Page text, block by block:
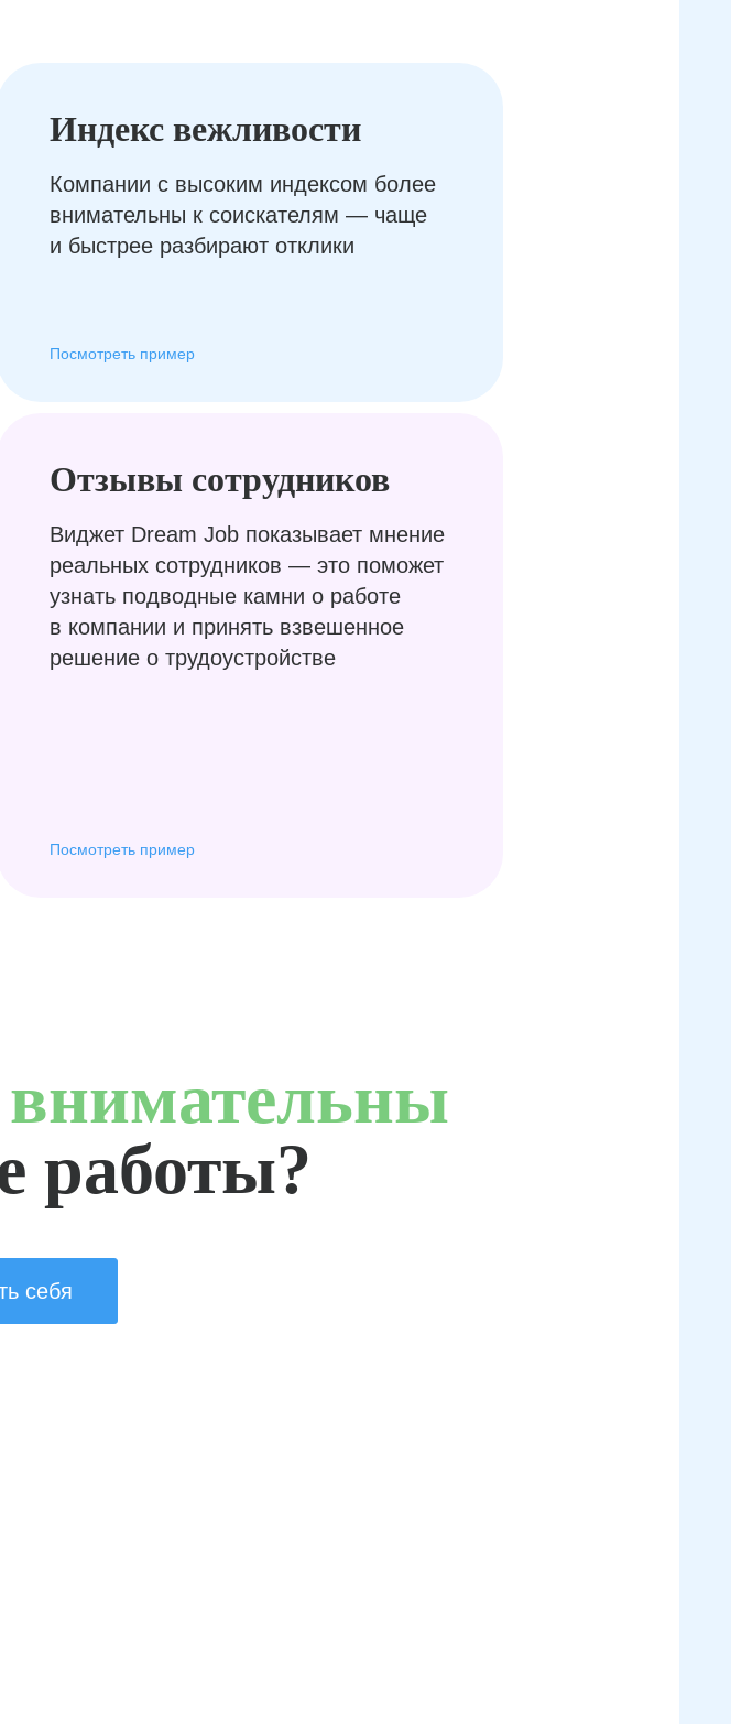
Отзывы сотрудников
Виджет Dream Job показывает мнение
реальных сотрудников — это поможет
узнать подводные камни о работе
в компании и принять взвешенное
решение о трудоустройстве
Посмотреть пример
Индекс вежливости
Компании с высоким индексом более
внимательны к соискателям — чаще
и быстрее разбирают отклики
Посмотреть пример
внимательны
работы?
себя